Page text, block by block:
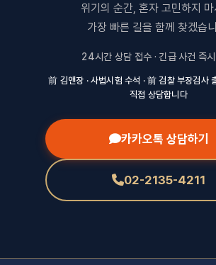
위기의 순간, 혼자 고민하지 마
가장 빠른 길을 함께 찾겠습
24시간 상담 접수 · 긴급 사건 즉
前 김앤장 · 사법시험 수석 · 前 검찰 부장검사
직접 상담합니다
카카오톡 상담하기
02-2135-4211